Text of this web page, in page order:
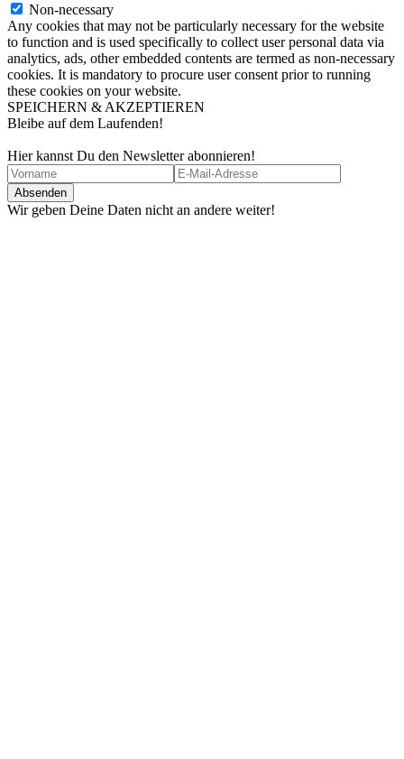
Non-necessary
Any cookies that may not be particularly necessary for the website
to function and is used specifically to collect user personal data via
analytics, ads, other embedded contents are termed as non-necessary
cookies. It is mandatory to procure user consent prior to running
these cookies on your website.
SPEICHERN & AKZEPTIEREN
Bleibe auf dem Laufenden!
Hier kannst Du den Newsletter abonnieren!
Wir geben Deine Daten nicht an andere weiter!